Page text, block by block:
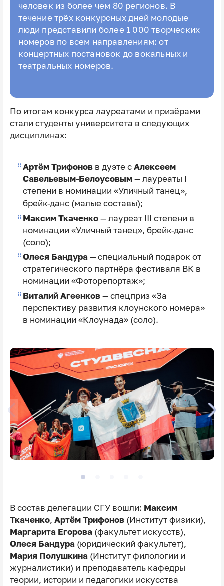
человек из более чем 80 регионов. В
течение трёх конкурсных дней молодые
люди представили более 1 000 творческих
номеров по всем направлениям: от
концертных постановок до вокальных и
театральных номеров.
По итогам конкурса лауреатами и призёрами
стали студенты университета в следующих
дисциплинах:
Артём Трифоновв дуэте с Алексеем
Савельевым-Белоусовым— лауреаты I
степени в номинации «Уличный танец»,
брейк-данс (малые составы);
Максим Ткаченко— лауреат III степени в
номинации «Уличный танец», брейк-данс
(соло);
Олеся Бандура — специальный подарок от
стратегического партнёра фестиваля ВК в
номинации «Фоторепортаж»;
Виталий Агеенков— спецприз «За
перспективу развития клоунского номера»
в номинации «Клоунада» (соло).
В состав делегации СГУ вошли: Максим
Ткаченко, Артём Трифонов(Институт физики),
Маргарита Егорова(факультет искусств),
Олеся Бандура(юридический факультет),
Мария Полушкина(Институт филологии и
журналистики) и преподаватель кафедры
теории, истории и педагогики искусства